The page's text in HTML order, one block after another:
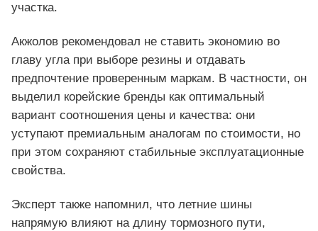
участка.
Акжолов рекомендовал не ставить экономию во
главу угла при выборе резины и отдавать
предпочтение проверенным маркам. В частности, он
выделил корейские бренды как оптимальный
вариант соотношения цены и качества: они
уступают премиальным аналогам по стоимости, но
при этом сохраняют стабильные эксплуатационные
свойства.
Эксперт также напомнил, что летние шины
напрямую влияют на длину тормозного пути,